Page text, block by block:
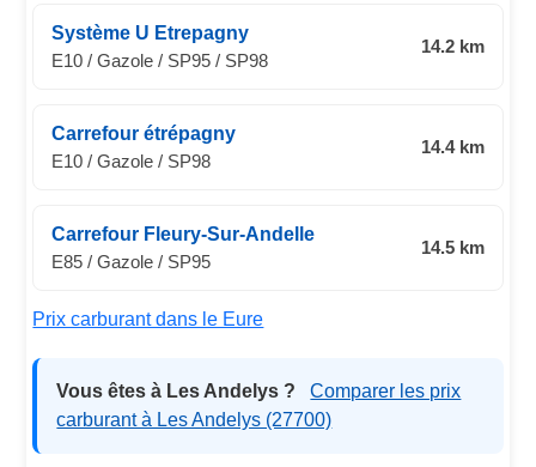
Système U Etrepagny
E10 / Gazole / SP95 / SP98
14.2 km
Carrefour étrépagny
E10 / Gazole / SP98
14.4 km
Carrefour Fleury-Sur-Andelle
E85 / Gazole / SP95
14.5 km
Prix carburant dans le Eure
Vous êtes à Les Andelys ?
Comparer les prix
carburant à Les Andelys (27700)